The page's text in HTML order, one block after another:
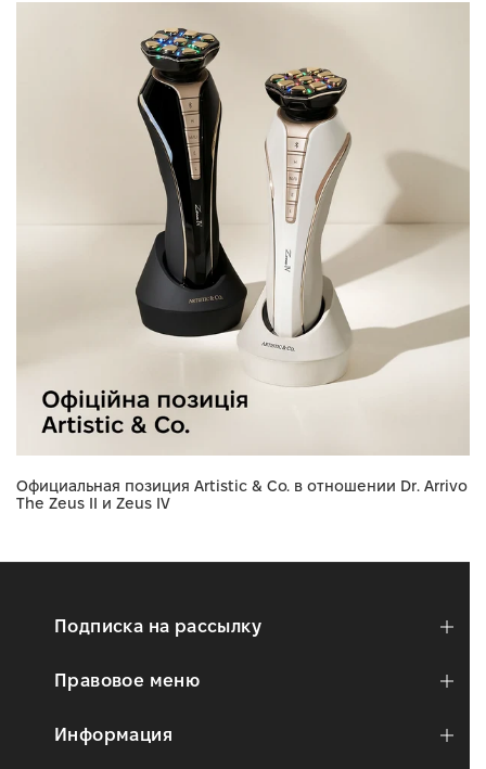
Официальная позиция Artistic & Co. в отношении Dr. Arrivo
The Zeus II и Zeus IV
Подписка на рассылку
Правовое меню
Информация